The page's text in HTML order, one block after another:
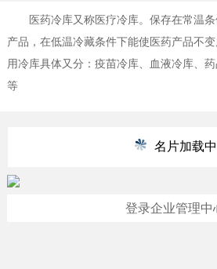
医药冷库又称医疗冷库。保存在常温条
产品，在低温冷藏条件下能使医药产品不
用冷库具体又分：疫苗冷库、血液冷库、
等
名片加载中
登录企业管理中